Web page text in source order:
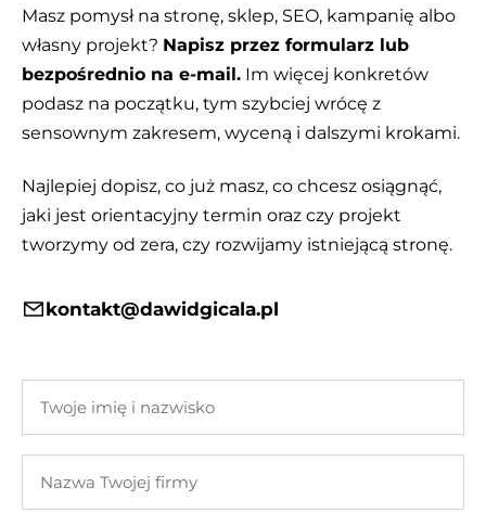
Masz pomysł na stronę, sklep, SEO, kampanię albo
własny projekt? Napisz przez formularz lub
bezpośrednio na e-mail. Im więcej konkretów
podasz na początku, tym szybciej wrócę z
sensownym zakresem, wyceną i dalszymi krokami.
Najlepiej dopisz, co już masz, co chcesz osiągnąć,
jaki jest orientacyjny termin oraz czy projekt
tworzymy od zera, czy rozwijamy istniejącą stronę.
kontakt@dawidgicala.pl
imię
nazwisko
Twojej